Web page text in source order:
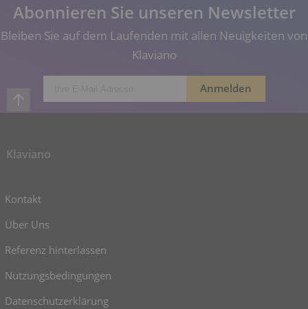
Abonnieren Sie unseren Newsletter
Bleiben Sie auf dem Laufenden mit allen Neuigkeiten von
Klaviano
Klaviano
Kontakt
Über Uns
Referenz hinterlassen
Nutzungsbedingungen
Datenschutzerklärung